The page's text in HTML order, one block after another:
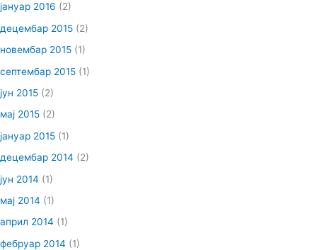
јануар 2016 (2)
децембар 2015 (2)
новембар 2015 (1)
септембар 2015 (1)
јун 2015 (2)
мај 2015 (2)
јануар 2015 (1)
децембар 2014 (2)
јун 2014 (1)
мај 2014 (1)
април 2014 (1)
фебруар 2014 (1)